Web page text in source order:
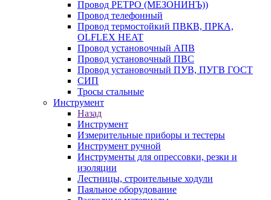
Провод РЕТРО (МЕЗОНИНЪ))
Провод телефонный
Провод термостойкий ПВКВ, ПРКА,
OLFLEX HEAT
Провод установочный АПВ
Провод установочный ПВС
Провод установочный ПУВ, ПУГВ ГОСТ
СИП
Тросы стальные
Инструмент
Назад
Инструмент
Измерительные приборы и тестеры
Инструмент ручной
Инструменты для опрессовки, резки и
изоляции
Лестницы, строительные ходули
Паяльное оборудование